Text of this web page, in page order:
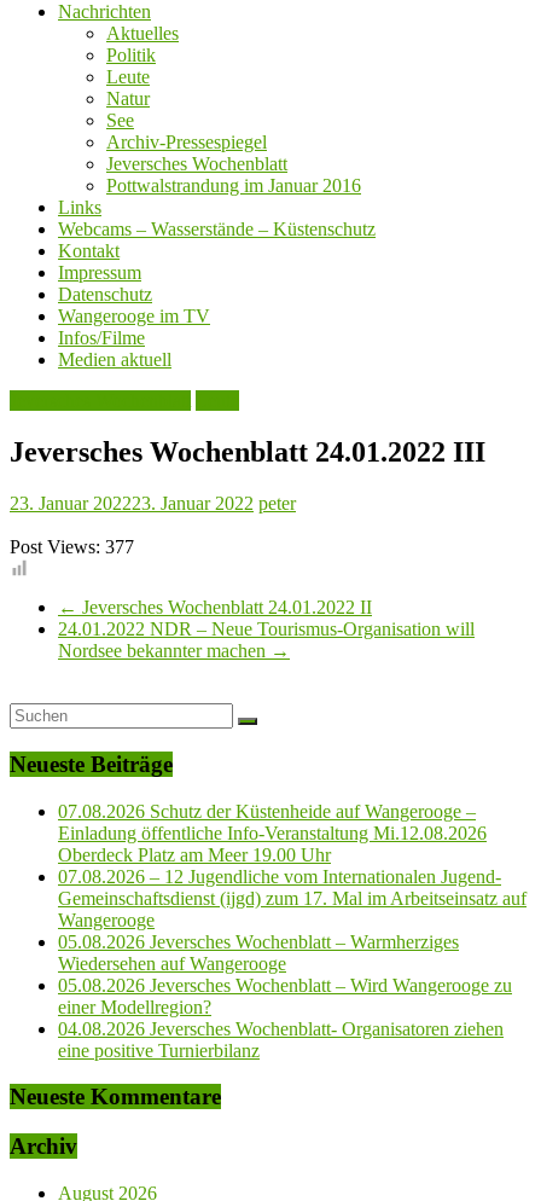
Nachrichten
Aktuelles
Politik
Leute
Natur
See
Archiv-Pressespiegel
Jeversches Wochenblatt
Pottwalstrandung im Januar 2016
Links
Webcams – Wasserstände – Küstenschutz
Kontakt
Impressum
Datenschutz
Wangerooge im TV
Infos/Filme
Medien aktuell
Jeversches Wochenblatt 24.01.2022 III
23. Januar 202223. Januar 2022 peter
Post Views: 377
← Jeversches Wochenblatt 24.01.2022 II
24.01.2022 NDR – Neue Tourismus-Organisation will
Nordsee bekannter machen →
Neueste Beiträge
07.08.2026 Schutz der Küstenheide auf Wangerooge –
Einladung öffentliche Info-Veranstaltung Mi.12.08.2026
Oberdeck Platz am Meer 19.00 Uhr
07.08.2026 – 12 Jugendliche vom Internationalen Jugend-
Gemeinschaftsdienst (ijgd) zum 17. Mal im Arbeitseinsatz auf
Wangerooge
05.08.2026 Jeversches Wochenblatt – Warmherziges
Wiedersehen auf Wangerooge
05.08.2026 Jeversches Wochenblatt – Wird Wangerooge zu
einer Modellregion?
04.08.2026 Jeversches Wochenblatt- Organisatoren ziehen
eine positive Turnierbilanz
Neueste Kommentare
Archiv
August 2026